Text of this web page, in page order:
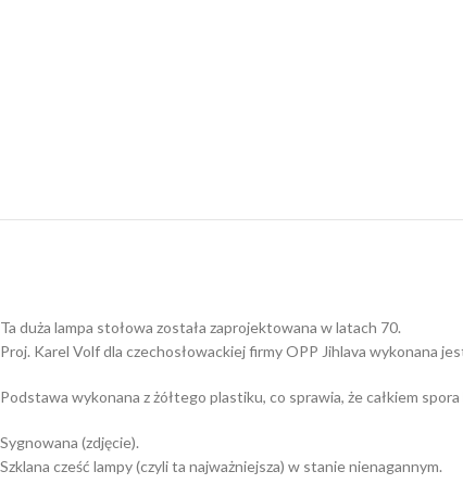
Ta duża lampa stołowa została zaprojektowana w latach 70.
Proj. Karel Volf dla czechosłowackiej firmy OPP Jihlava wykonana
Podstawa wykonana z żółtego plastiku, co sprawia, że całkiem
Sygnowana (zdjęcie).
Szklana cześć lampy (czyli ta najważniejsza) w stanie nienagannym.